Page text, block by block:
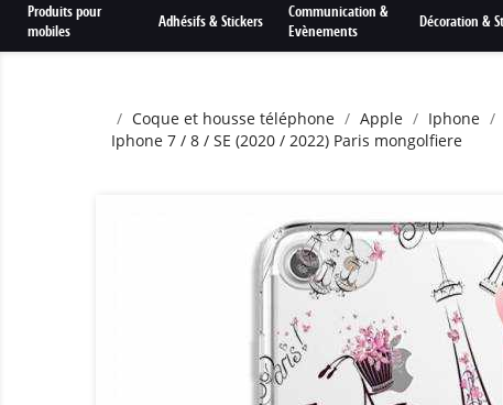
Produits pour
mobiles
Adhésifs & Stickers
Communication &
Evènements
Décoration &
Coque et housse téléphone Apple Iphone
Iphone 7 / 8 / SE (2020 / 2022) Paris mongolfiere